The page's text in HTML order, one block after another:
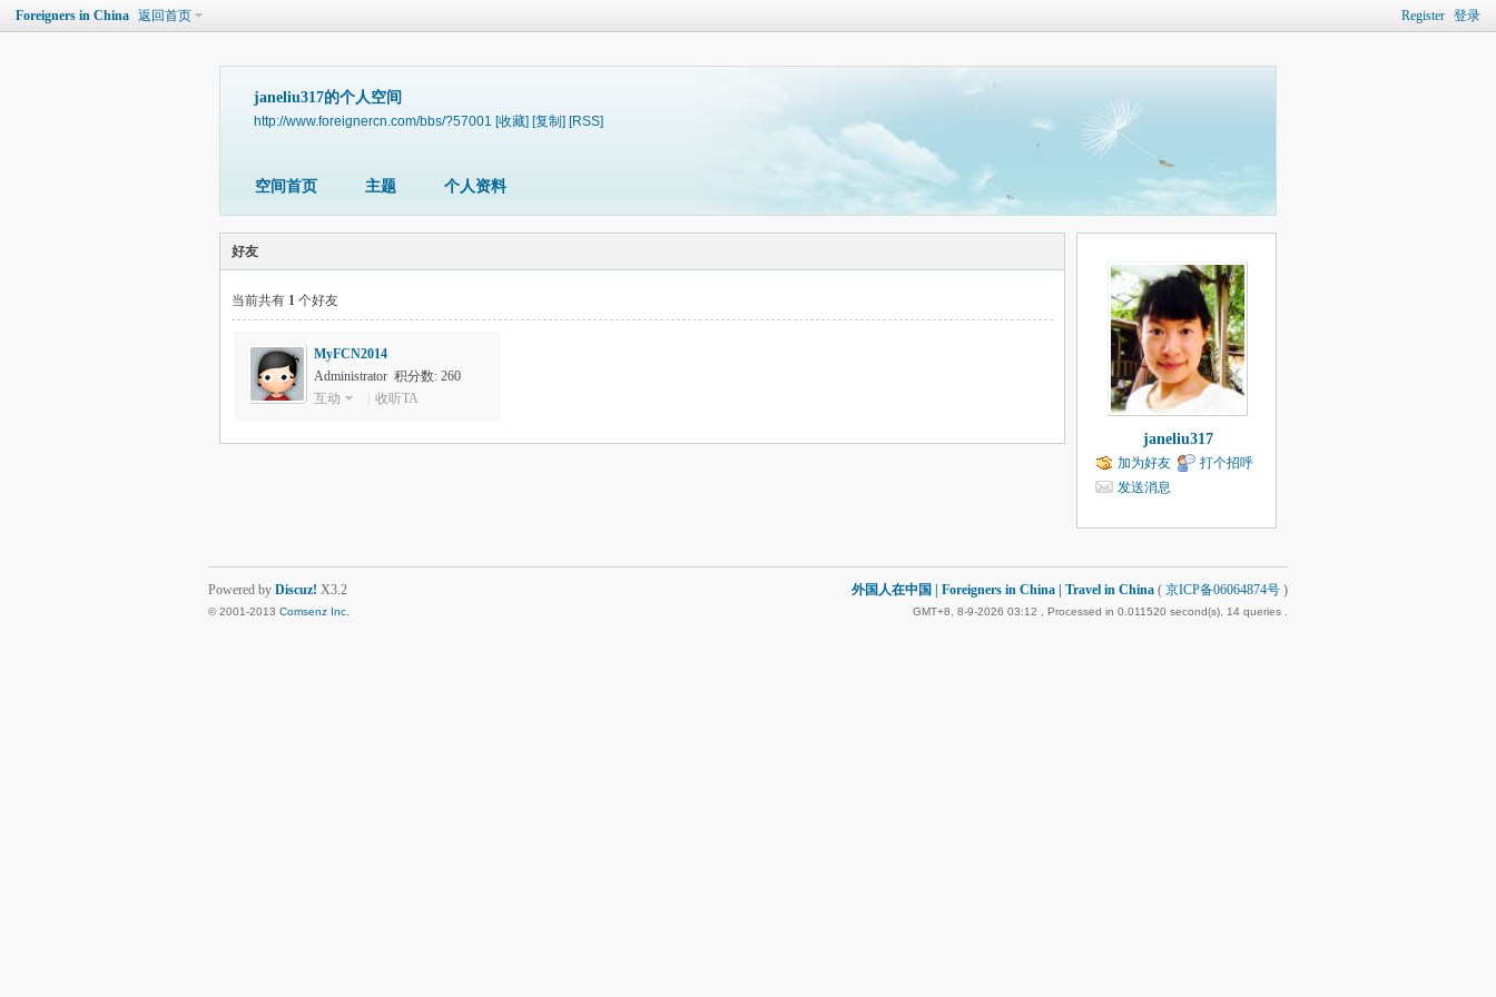
Register 登录
Foreigners in China 返回首页
janeliu317的个人空间
http://www.foreignercn.com/bbs/?57001 [收藏] [复制] [RSS]
空间首页 主题 个人资料
好友
当前共有 1 个好友
MyFCN2014
Administrator 积分数: 260
互动
收听TA
janeliu317
加为好友
打个招呼
发送消息
外国人在中国 | Foreigners in China | Travel in China ( 京ICP备06064874号 )
GMT+8, 8-9-2026 03:12 , Processed in 0.011520 second(s), 14 queries .
Powered by Discuz! X3.2
© 2001-2013 Comsenz Inc.